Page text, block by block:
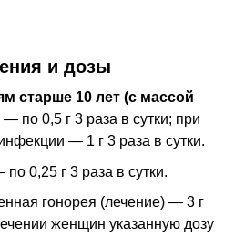
и дозы
старше 10 лет (с массой
— по 0,5 г 3 раза в сутки; при
— 1 г 3 раза в сутки.
по 0,25 г 3 раза в сутки.
гонорея (лечение) — 3 г
женщин указанную дозу